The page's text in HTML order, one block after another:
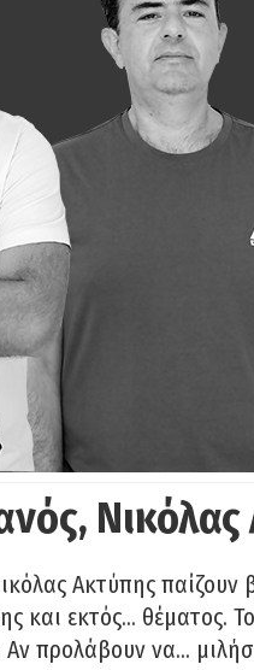
Ακτύπης παίζουν
και εκτός… θέματος.
Αν προλάβουν να…